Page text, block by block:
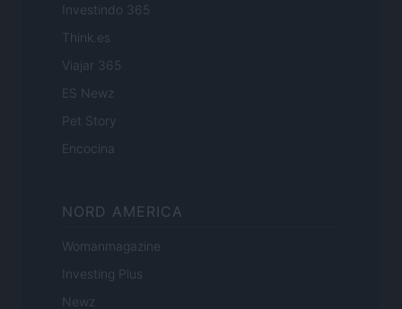
Investindo 365
Think.es
Viajar 365
ES Newz
Pet Story
Encocina
NORD AMERICA
Womanmagazine
Investing Plus
Newz